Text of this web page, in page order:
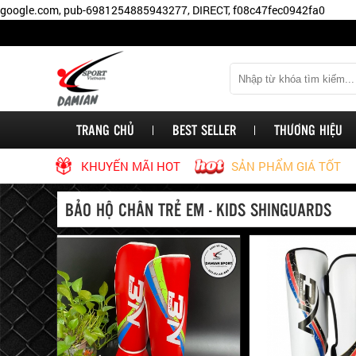
google.com, pub-6981254885943277, DIRECT, f08c47fec0942fa0
TRANG CHỦ BEST SELLER THƯƠNG HIỆU
KHUYẾN MÃI HOT SẢN PHẨM GIÁ TỐT
BẢO HỘ CHÂN TRẺ EM - KIDS SHINGUARDS
các
hiệu
như:
Fight,
Pretorian,
Fairtex,
Walon,
FDX,
Jduanl,
Kwon,
Twins,
Everlast,
Damian,.